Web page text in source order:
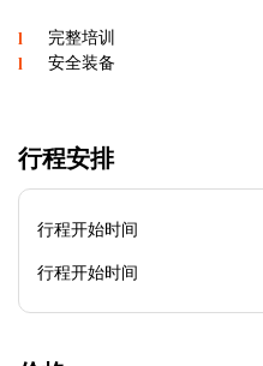
订 双人飞行，一起翱翔。把这个
己吧！ 水上冒险正等着您！
泳衣
相机
毛巾
完整培训
安全装备
行程安排
行程开始时间
行程开始时间